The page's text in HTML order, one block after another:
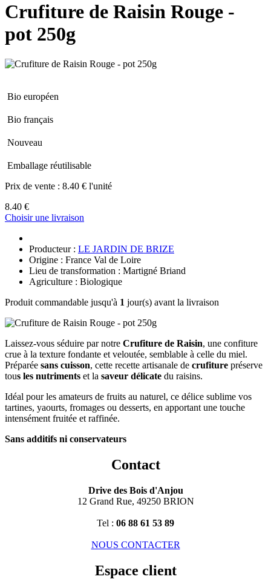
Crufiture de Raisin Rouge -
pot 250g
Bio européen
Bio français
Nouveau
Emballage réutilisable
Prix de vente : 8.40 € l'unité
8.40 €
Choisir une livraison
Producteur : LE JARDIN DE BRIZE
Origine : France Val de Loire
Lieu de transformation : Martigné Briand
Agriculture : Biologique
Produit commandable jusqu'à 1 jour(s) avant la livraison
Laissez-vous séduire par notre Crufiture de Raisin, une confiture
crue à la texture fondante et veloutée, semblable à celle du miel.
Préparée sans cuisson, cette recette artisanale de crufiture préserve
tous les nutriments et la saveur délicate du raisins.
Idéal pour les amateurs de fruits au naturel, ce délice sublime vos
tartines, yaourts, fromages ou desserts, en apportant une touche
intensément fruitée et raffinée.
Sans additifs ni conservateurs
Contact
Drive des Bois d'Anjou
12 Grand Rue, 49250 BRION
Tel : 06 88 61 53 89
NOUS CONTACTER
Espace client